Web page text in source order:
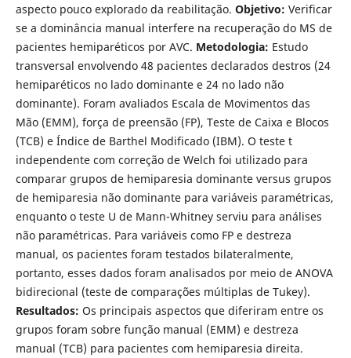
aspecto pouco explorado da reabilitação. Objetivo: Verificar
se a dominância manual interfere na recuperação do MS de
pacientes hemiparéticos por AVC. Metodologia: Estudo
transversal envolvendo 48 pacientes declarados destros (24
hemiparéticos no lado dominante e 24 no lado não
dominante). Foram avaliados Escala de Movimentos das
Mão (EMM), força de preensão (FP), Teste de Caixa e Blocos
(TCB) e Índice de Barthel Modificado (IBM). O teste t
independente com correção de Welch foi utilizado para
comparar grupos de hemiparesia dominante versus grupos
de hemiparesia não dominante para variáveis paramétricas,
enquanto o teste U de Mann-Whitney serviu para análises
não paramétricas. Para variáveis como FP e destreza
manual, os pacientes foram testados bilateralmente,
portanto, esses dados foram analisados por meio de ANOVA
bidirecional (teste de comparações múltiplas de Tukey).
Resultados: Os principais aspectos que diferiram entre os
grupos foram sobre função manual (EMM) e destreza
manual (TCB) para pacientes com hemiparesia direita.